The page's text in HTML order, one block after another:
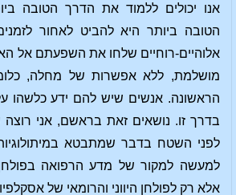
אנו יכולים ללמוד את הדרך הטובה
הטובה ביותר היא להביט לאחור
אלוהיים-רוחיים שלחו את השפעתם אל
מושלמת, ללא אפשרות של מחלה,
הראשונה. אנשים שיש להם ידע כלשהו
בדרך זו. נושאים זאת בראשם, אני
לפני השטח בדבר שמתבטא
למעשה למקור של מדע הרפואה
אלא רק לפולחן היווני והרומאי של